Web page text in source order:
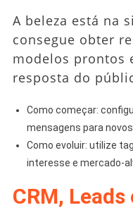
A beleza está na
consegue obter
modelos prontos
resposta do
Como começar:
mensagens para
Como evoluir: utilize
interesse e mercado-
CRM,